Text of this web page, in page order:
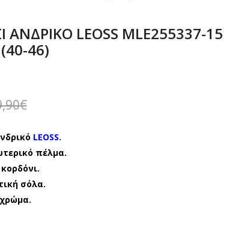
ΑΝΔΡΙΚΟ LEOSS MLE255337-15
46)
€
LEOSS.
πέλμα.
σόλα.